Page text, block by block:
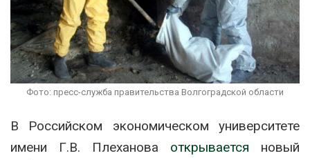
Фото: пресс-служба правительства Волгоградской области
В Российском экономическом университете
имени Г.В. Плеханова открывается новый